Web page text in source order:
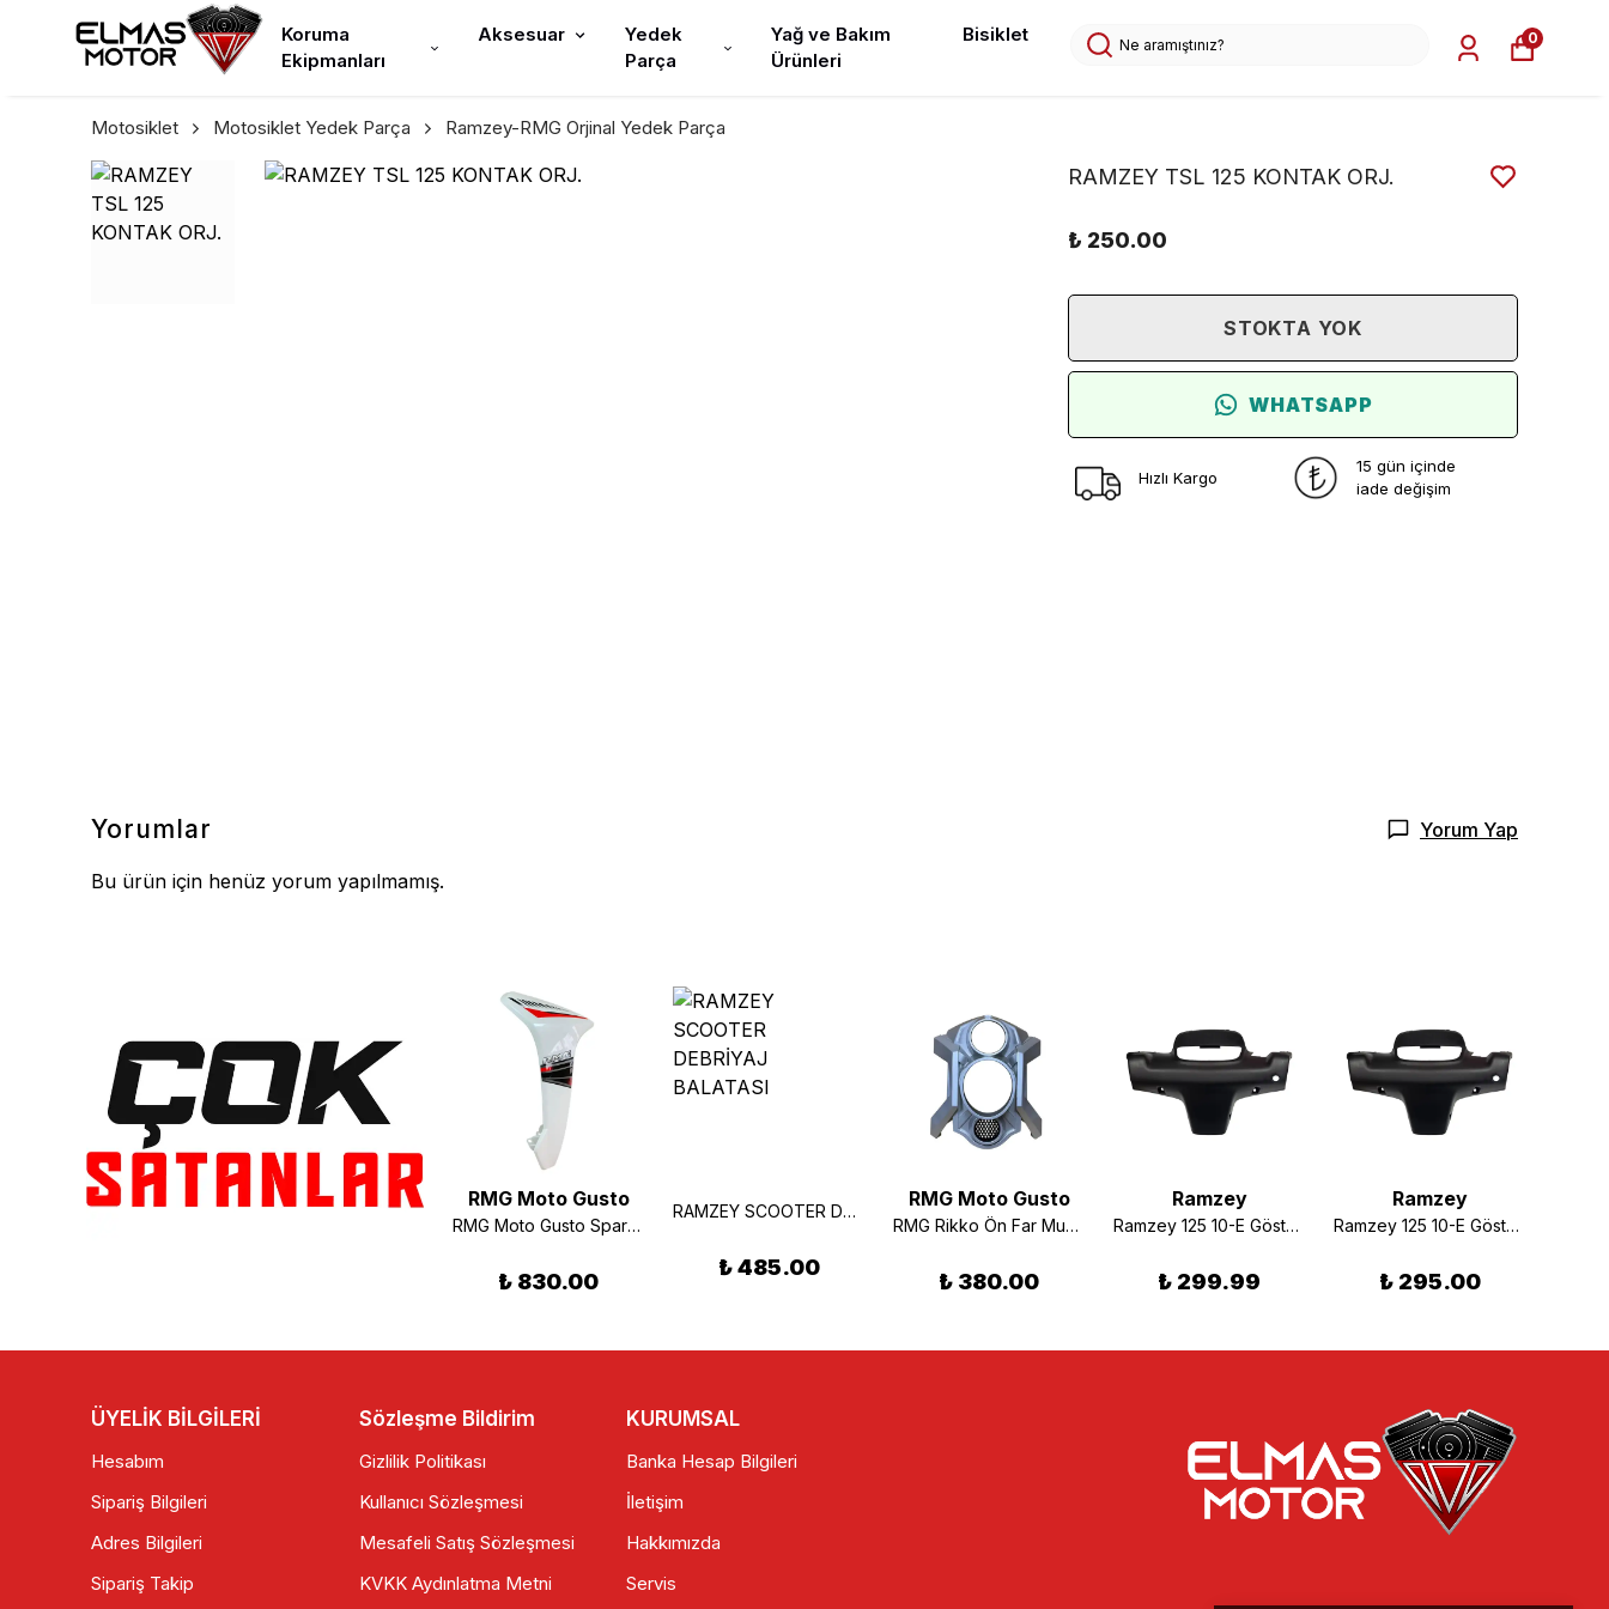
Koruma
Ekipmanları
Aksesuar
Yedek
Parça
Yağ ve Bakım
Ürünleri
Bisiklet 0
Motosiklet Motosiklet Yedek Parça Ramzey-RMG Orjinal Yedek Parça
RAMZEY TSL 125 KONTAK ORJ.
₺ 250.00
STOKTA YOK
WHATSAPP
Hızlı Kargo
15 gün içinde
iade değişim
Yorumlar Yorum Yap
Bu ürün için henüz yorum yapılmamış.
RMG Moto Gusto
Mondial MH Drift Ön Fren Merkezi Üst
RMG Moto Gusto
RMG Moto Gusto Spark Sağ Rüzgarlık Beyaz
₺ 830.00
RAMZEY SCOOTER DEBRİYAJ BALATASI
₺ 485.00
RMG Moto Gusto
RMG Rikko Ön Far Muhafaza Gri
₺ 380.00
Ramzey
Ramzey 125 10-E Gösterge Muhafazası
₺ 299.99
Ramzey
Ramzey 125 10-E Gösterge Muhafaza Plastiği
₺ 295.00
ÜYELİK BİLGİLERİ
Hesabım
Sipariş Bilgileri
Adres Bilgileri
Sipariş Takip
Sözleşme Bildirim
Gizlilik Politikası
Kullanıcı Sözleşmesi
Mesafeli Satış Sözleşmesi
KVKK Aydınlatma Metni
KURUMSAL
Banka Hesap Bilgileri
İletişim
Hakkımızda
Servis